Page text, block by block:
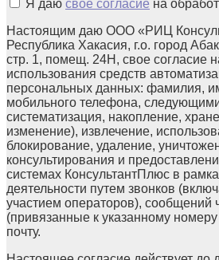
Я даю свое согласие на
Настоящим даю ООО «РИЦ
Республика Хакасия, г.о. город
стр. 1, помещ. 24Н, свое согласие
использования средств
персональных данных: фамилия,
мобильного телефона,
систематизация, накопление,
изменение), извлечение,
блокирование, удаление,
консультирования и
системах КонсультантПлюс в
деятельности путем звонков
участием операторов), сообщений
(привязанные к указанному
почту.